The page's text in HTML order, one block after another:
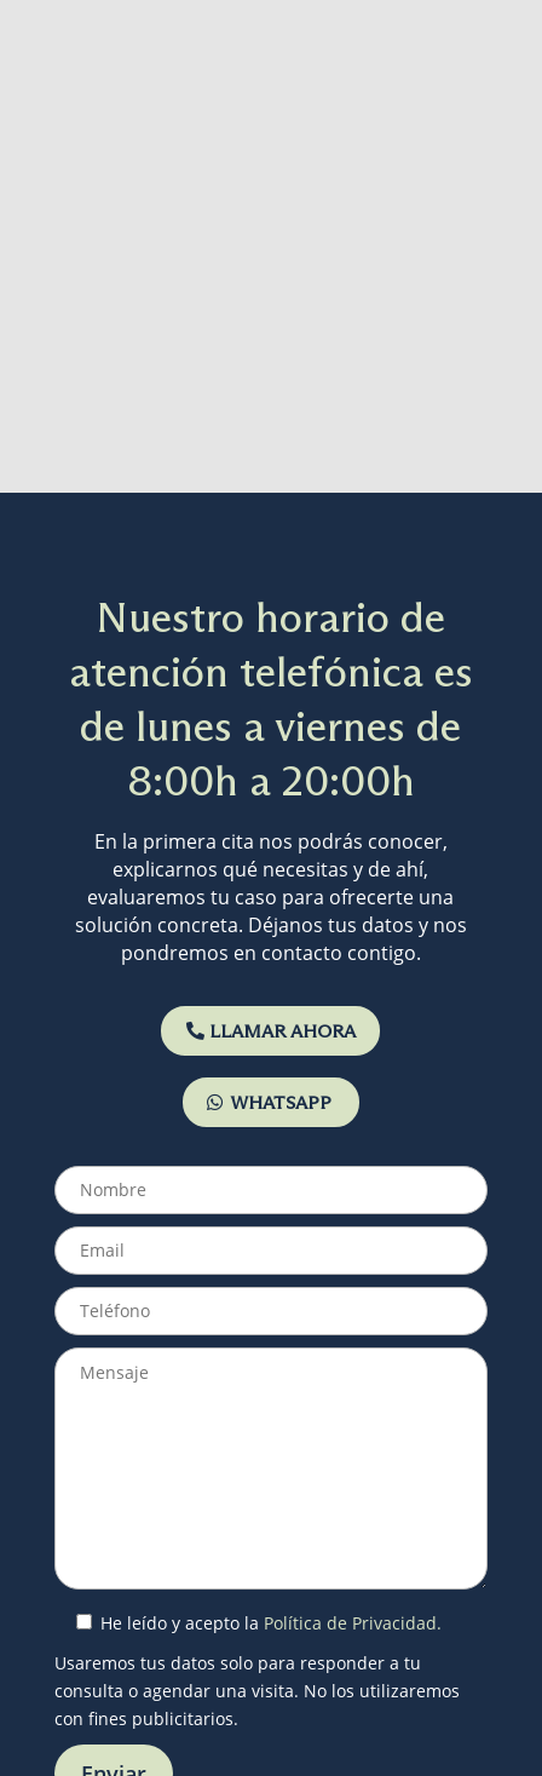
Nuestro horario de
atención telefónica es
de lunes a viernes de
8:00h a 20:00h
En la primera cita nos podrás conocer,
explicarnos qué necesitas y de ahí,
evaluaremos tu caso para ofrecerte una
solución concreta. Déjanos tus datos y nos
pondremos en contacto contigo.
LLAMAR AHORA
WHATSAPP
He leído y acepto la Política de Privacidad.
Usaremos tus datos solo para responder a tu
consulta o agendar una visita. No los utilizaremos
con fines publicitarios.